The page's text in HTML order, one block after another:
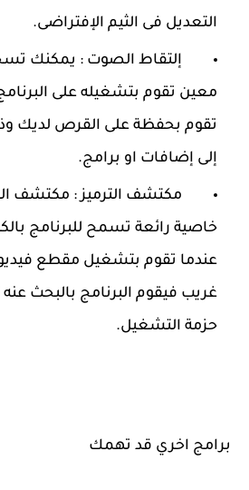
التعديل فى الثيم الإفتراضى.
إلتقاط الصوت : يمكنك
معين تقوم بتشغيله على
تقوم بحفظة على القرص لديك
إلى إضافات او برامج.
مكتشف الترميز : مكتشف
خاصية رائعة تسمح للبرنامج
عندما تقوم بتشغيل مقطع
غريب فيقوم البرنامج بالبحث
حزمة التشغيل.
برامج اخري قد تهمك